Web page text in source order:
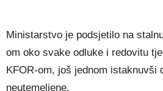
Ministarstvo je podsjetilo na
om oko svake odluke i redovitu
KFOR-om, još jednom istaknuvši
neutemeljene.